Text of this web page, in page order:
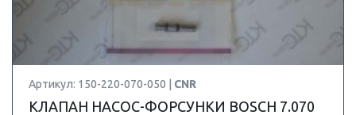
Артикул: 150-220-070-050 | CNR
КЛАПАН НАСОС-ФОРСУНКИ BOSCH 7.070